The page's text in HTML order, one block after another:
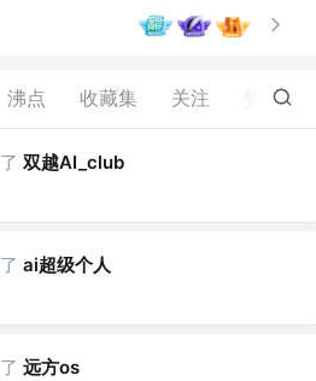
沸点 收藏集 关注 7
双越AI_club
ai超级个人
远方os